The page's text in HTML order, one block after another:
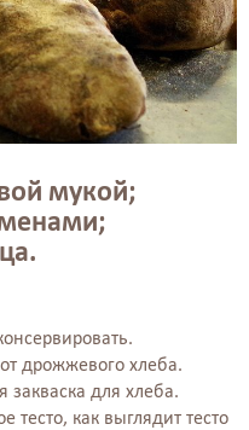
мукой;
дрожжевого хлеба.
для хлеба.
как выглядит тесто